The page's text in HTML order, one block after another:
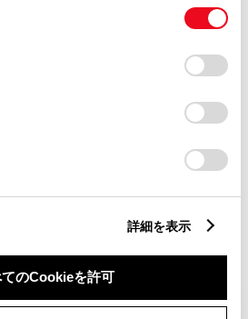
クッキー)が保存されることに同
Cookie(クッキー)のオプトアウト、
したりするにあたっては、当社の
報の取り扱いについて
」をご覧くだ
詳細を表示
のCookieを許可